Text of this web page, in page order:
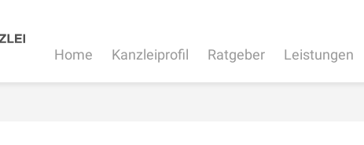
Home Kanzleiprofil Ratgeber Leistungen